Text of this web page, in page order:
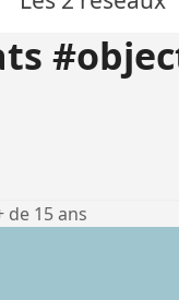
de 15 ans